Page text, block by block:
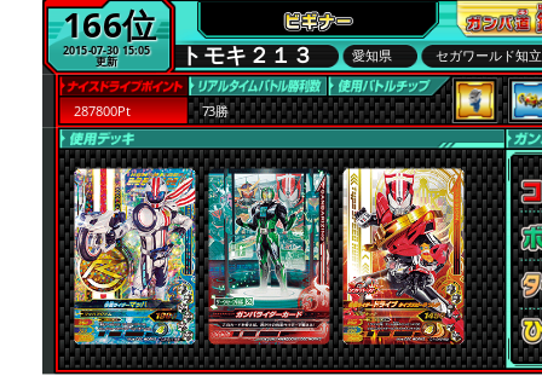
166位
2015-07-30 15:05
更新 トモキ２１３ 愛知県 セガワールド知立
287800Pt 73勝